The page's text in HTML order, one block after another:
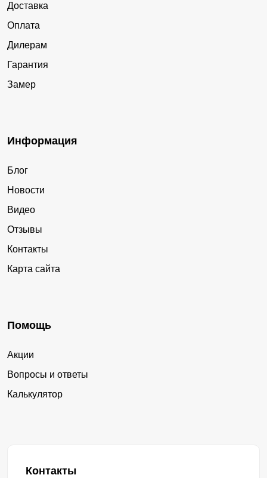
Доставка
Оплата
Дилерам
Гарантия
Замер
Информация
Блог
Новости
Видео
Отзывы
Контакты
Карта сайта
Помощь
Акции
Вопросы и ответы
Калькулятор
Контакты